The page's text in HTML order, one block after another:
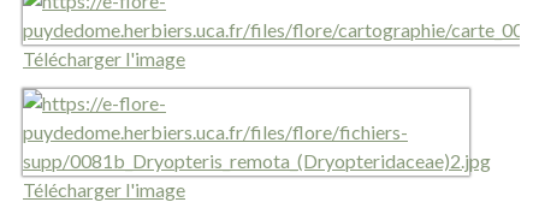
Télécharger l'image
Télécharger l'image